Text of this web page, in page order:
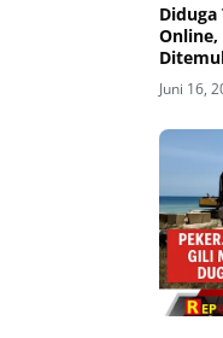
Online,
Juni 16,